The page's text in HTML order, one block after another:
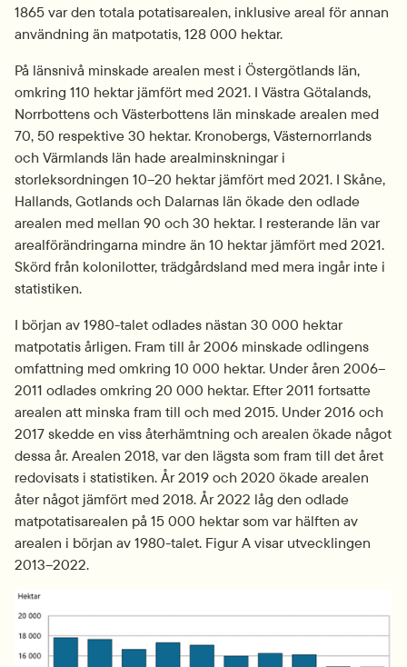
1865 var den totala potatisarealen, inklusive areal för annan
användning än matpotatis, 128 000 hektar.
På länsnivå minskade arealen mest i Östergötlands län,
omkring 110 hektar jämfört med 2021. I Västra Götalands,
Norrbottens och Västerbottens län minskade arealen med
70, 50 respektive 30 hektar. Kronobergs, Västernorrlands
och Värmlands län hade arealminskningar i
storleksordningen 10–20 hektar jämfört med 2021. I Skåne,
Hallands, Gotlands och Dalarnas län ökade den odlade
arealen med mellan 90 och 30 hektar. I resterande län var
arealförändringarna mindre än 10 hektar jämfört med 2021.
Skörd från kolonilotter, trädgårdsland med mera ingår inte i
statistiken.
I början av 1980-talet odlades nästan 30 000 hektar
matpotatis årligen. Fram till år 2006 minskade odlingens
omfattning med omkring 10 000 hektar. Under åren 2006–
2011 odlades omkring 20 000 hektar. Efter 2011 fortsatte
arealen att minska fram till och med 2015. Under 2016 och
2017 skedde en viss återhämtning och arealen ökade något
dessa år. Arealen 2018, var den lägsta som fram till det året
redovisats i statistiken. År 2019 och 2020 ökade arealen
åter något jämfört med 2018. År 2022 låg den odlade
matpotatisarealen på 15 000 hektar som var hälften av
arealen i början av 1980-talet. Figur A visar utvecklingen
2013–2022.